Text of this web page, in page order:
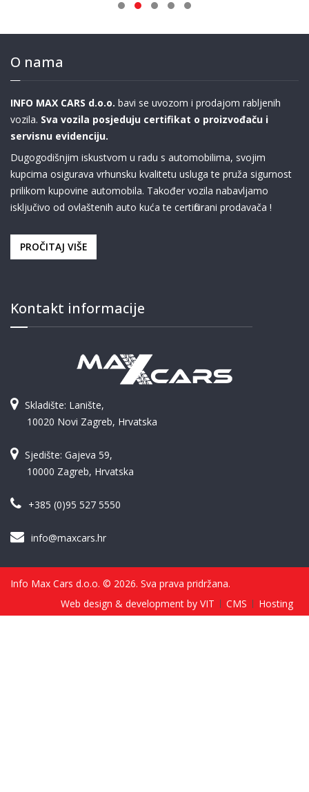
O nama
INFO MAX CARS d.o.o. bavi se uvozom i prodajom rabljenih
vozila. Sva vozila posjeduju certifikat o proizvođaču i
servisnu evidenciju.
Dugogodišnjim iskustvom u radu s automobilima, svojim
kupcima osigurava vrhunsku kvalitetu usluga te pruža sigurnost
prilikom kupovine automobila. Također vozila nabavljamo
isključivo od ovlaštenih auto kuća te certificirani prodavača !
PROČITAJ VIŠE
Kontakt informacije
Skladište: Lanište,
10020 Novi Zagreb, Hrvatska
Sjedište: Gajeva 59,
10000 Zagreb, Hrvatska
+385 (0)95 527 5550
info@maxcars.hr
Info Max Cars d.o.o. © 2026. Sva prava pridržana.
Web design & development by VIT
CMS Hosting